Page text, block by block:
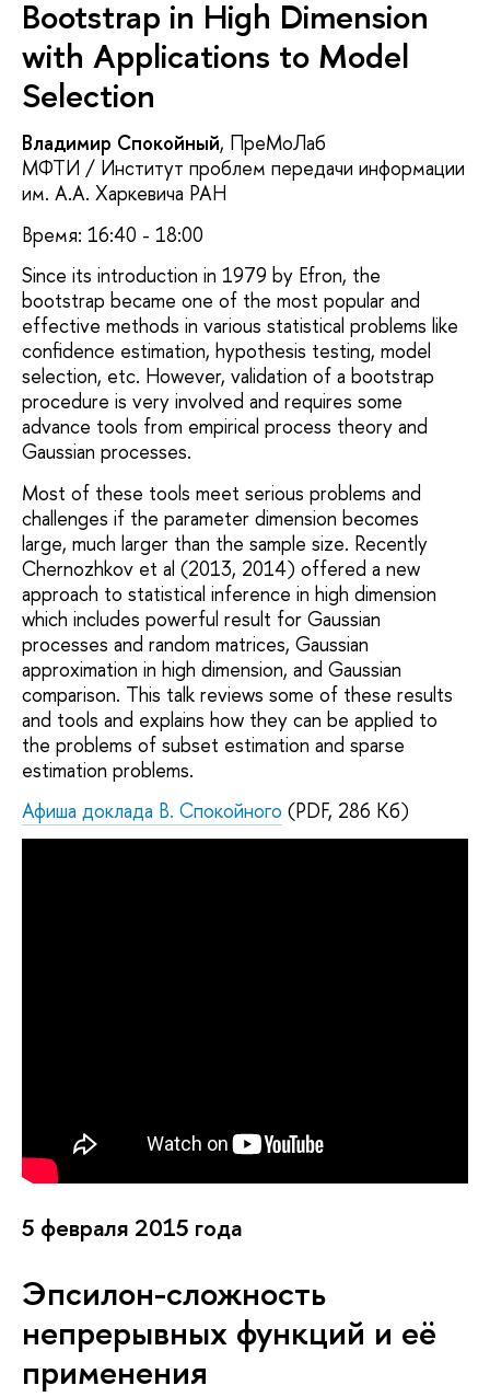
Bootstrap in High Dimension
with Applications to Model
Selection
Владимир Спокойный, ПреМоЛаб
МФТИ / Институт проблем передачи информации
им. А.А. Харкевича РАН
Время: 16:40 - 18:00
Since its introduction in 1979 by Efron, the
bootstrap became one of the most popular and
effective methods in various statistical problems like
confidence estimation, hypothesis testing, model
selection, etc. However, validation of a bootstrap
procedure is very involved and requires some
advance tools from empirical process theory and
Gaussian processes.
Most of these tools meet serious problems and
challenges if the parameter dimension becomes
large, much larger than the sample size. Recently
Chernozhkov et al (2013, 2014) offered a new
approach to statistical inference in high dimension
which includes powerful result for Gaussian
processes and random matrices, Gaussian
approximation in high dimension, and Gaussian
comparison. This talk reviews some of these results
and tools and explains how they can be applied to
the problems of subset estimation and sparse
estimation problems.
Афиша доклада В. Спокойного (PDF, 286 Кб)
5 февраля 2015 года
Эпсилон-сложность
непрерывных функций и её
применения